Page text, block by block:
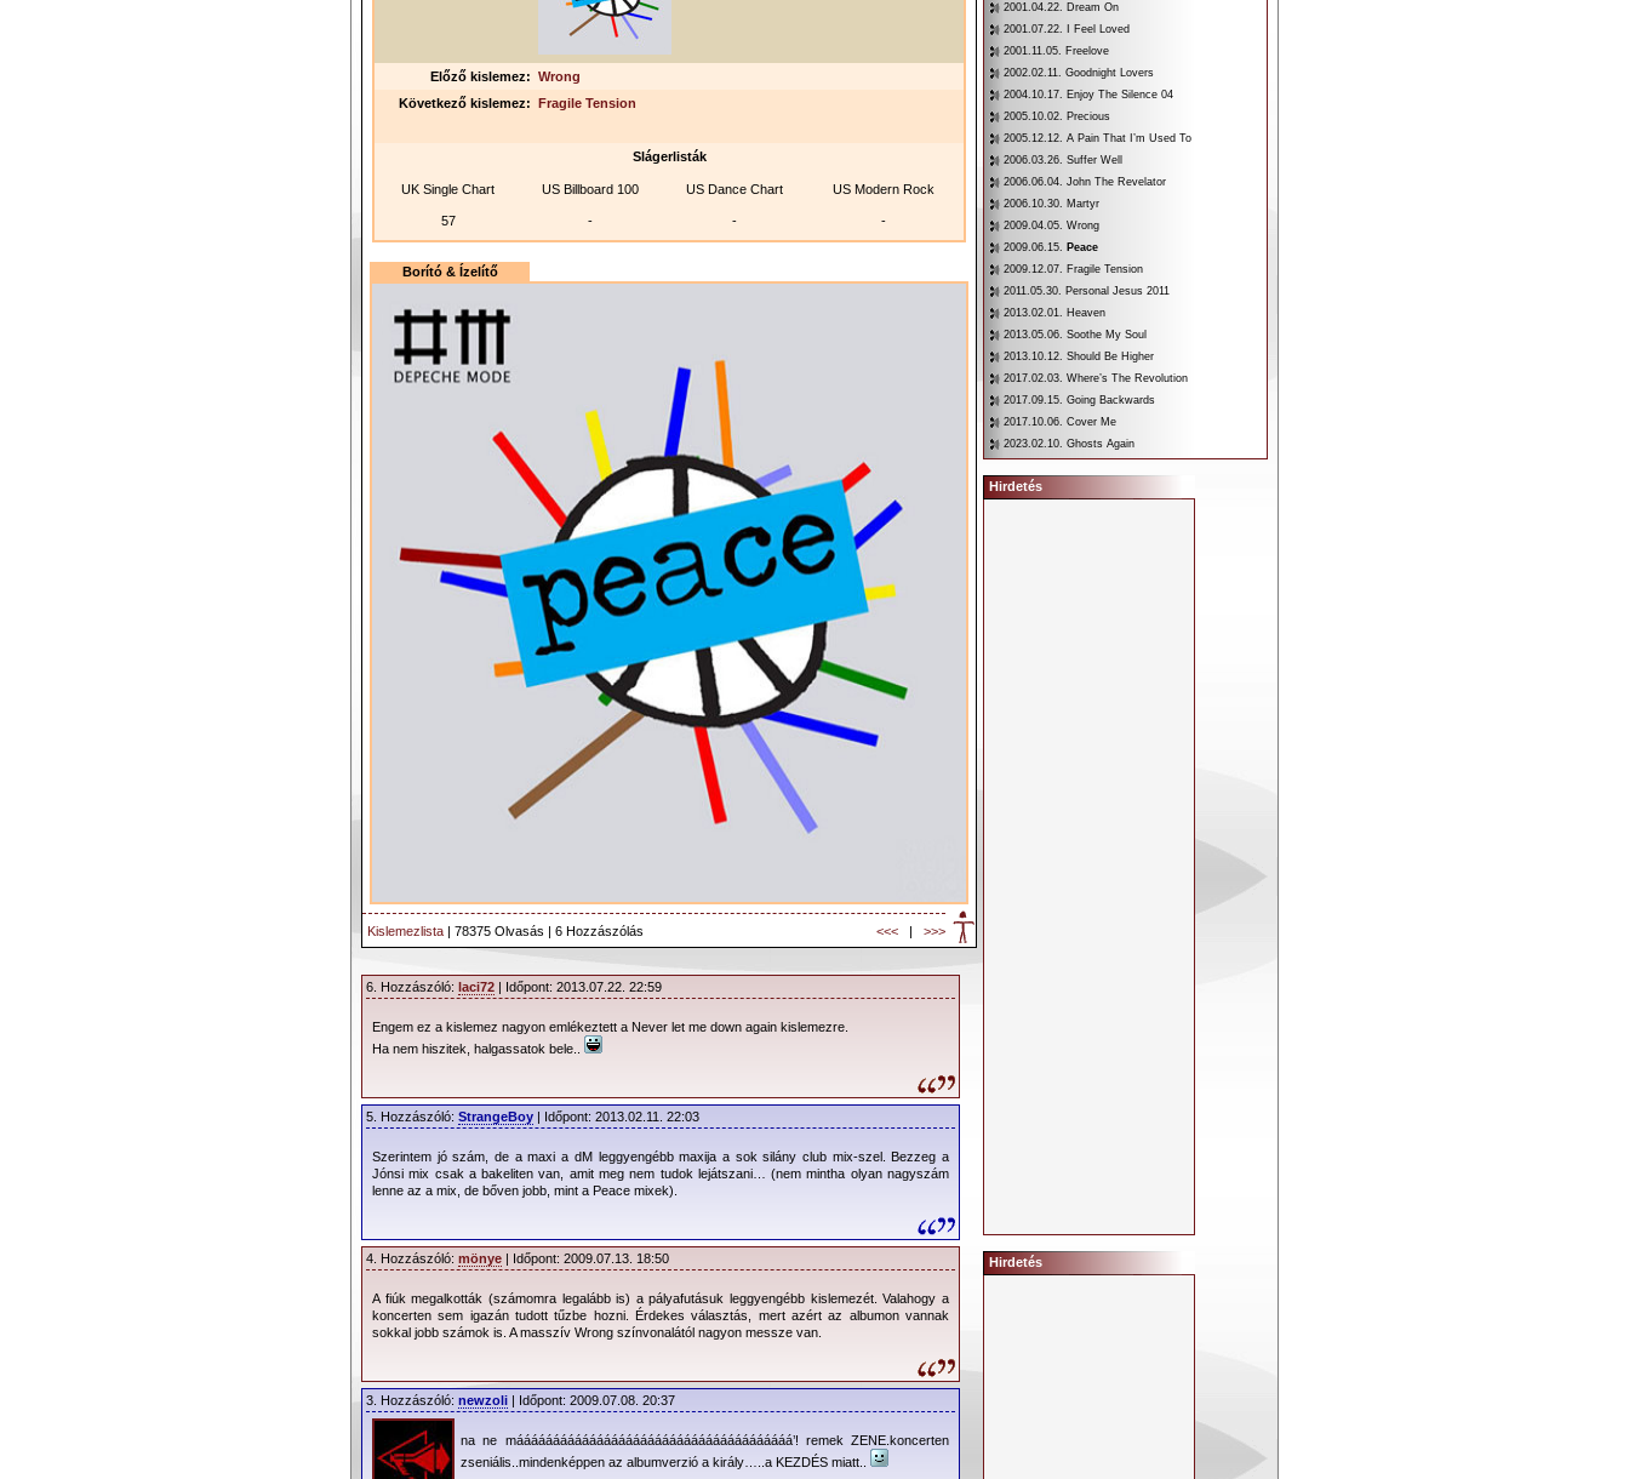
Előző kislemez: Wrong
Következő kislemez: Fragile Tension
Slágerlisták
UK Single Chart US Billboard 100 US Dance Chart US Modern Rock
57 - - -
Borító & Ízelítő
Kislemezlista | 78375 Olvasás | 6 Hozzászólás <<< | >>>
6. Hozzászóló: laci72 | Időpont: 2013.07.22. 22:59
Engem ez a kislemez nagyon emlékeztett a Never let me down again kislemezre.
Ha nem hiszitek, halgassatok bele..
5. Hozzászóló: StrangeBoy | Időpont: 2013.02.11. 22:03
Szerintem jó szám, de a maxi a dM leggyengébb maxija a sok silány club mix-szel. Bezzeg a
Jónsi mix csak a bakeliten van, amit meg nem tudok lejátszani… (nem mintha olyan nagyszám
lenne az a mix, de bőven jobb, mint a Peace mixek).
4. Hozzászóló: mönye | Időpont: 2009.07.13. 18:50
A fiúk megalkották (számomra legalább is) a pályafutásuk leggyengébb kislemezét. Valahogy a
koncerten sem igazán tudott tűzbe hozni. Érdekes választás, mert azért az albumon vannak
sokkal jobb számok is. A masszív Wrong színvonalától nagyon messze van.
3. Hozzászóló: newzoli | Időpont: 2009.07.08. 20:37
na ne máááááááááááááááááááááááááááááááááááááá’! remek ZENE.koncerten
zseniális..mindenképpen az albumverzió a király…..a KEZDÉS miatt..
2001.04.22. Dream On
2001.07.22. I Feel Loved
2001.11.05. Freelove
2002.02.11. Goodnight Lovers
2004.10.17. Enjoy The Silence 04
2005.10.02. Precious
2005.12.12. A Pain That I’m Used To
2006.03.26. Suffer Well
2006.06.04. John The Revelator
2006.10.30. Martyr
2009.04.05. Wrong
2009.06.15. Peace
2009.12.07. Fragile Tension
2011.05.30. Personal Jesus 2011
2013.02.01. Heaven
2013.05.06. Soothe My Soul
2013.10.12. Should Be Higher
2017.02.03. Where’s The Revolution
2017.09.15. Going Backwards
2017.10.06. Cover Me
2023.02.10. Ghosts Again
Hirdetés
Hirdetés